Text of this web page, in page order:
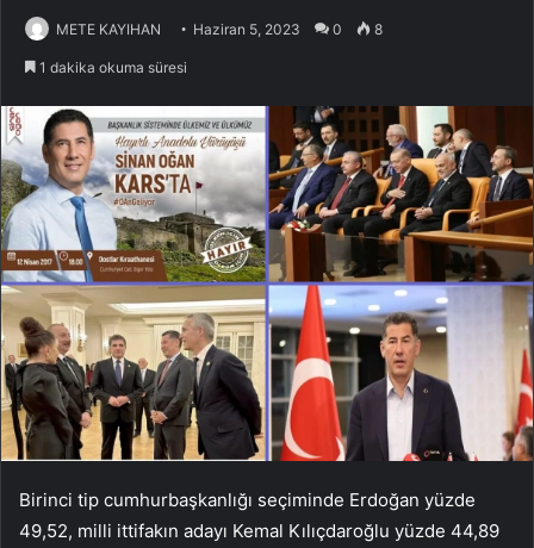
METE KAYIHAN Haziran 5, 2023 0 8
1 dakika okuma süresi
Birinci tip cumhurbaşkanlığı seçiminde Erdoğan yüzde
49,52, milli ittifakın adayı Kemal Kılıçdaroğlu yüzde 44,89